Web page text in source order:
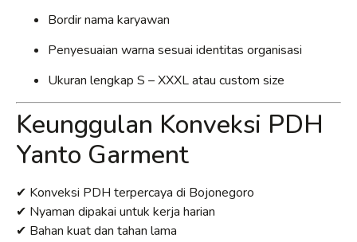
Bordir nama karyawan
Penyesuaian warna sesuai identitas organisasi
Ukuran lengkap S – XXXL atau custom size
Keunggulan Konveksi PDH
Yanto Garment
✔ Konveksi PDH terpercaya di Bojonegoro
✔ Nyaman dipakai untuk kerja harian
✔ Bahan kuat dan tahan lama